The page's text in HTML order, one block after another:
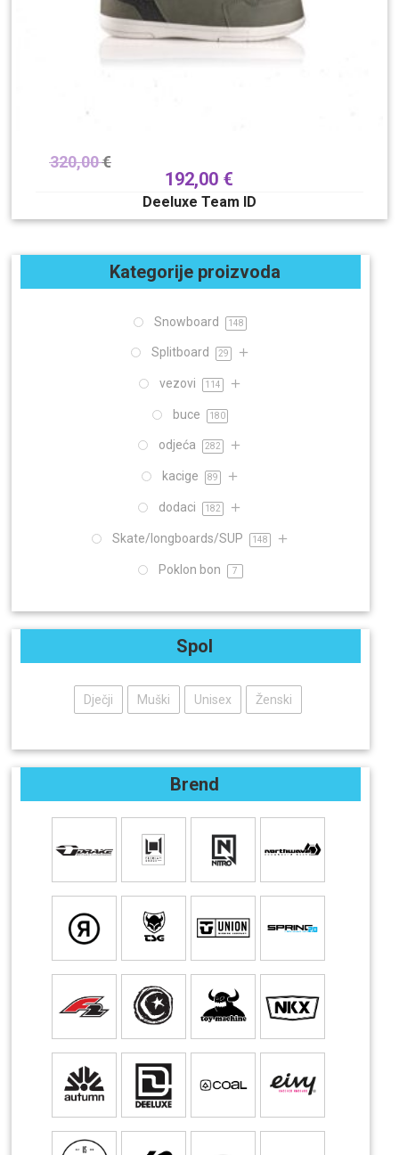
320,00€
192,00 €
Deeluxe Team ID
Kategorije proizvoda
Snowboard 148
Splitboard 29
vezovi 114
buce 180
odjeća 282
kacige 89
dodaci 182
Skate/longboards/SUP 148
Poklon bon 7
Spol
Dječji Muški Unisex Ženski
Brend